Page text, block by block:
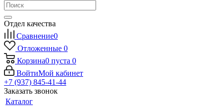
Отдел качества
Сравнение0
Отложенные 0
Корзина0 пуста 0
ВойтиМой кабинет
+7 (937) 845-41-44
Заказать звонок
Каталог